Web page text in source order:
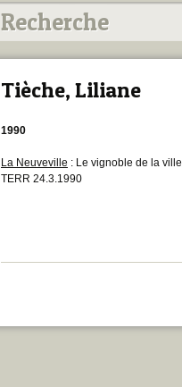
Tièche, Liliane
1990
La Neuveville : Le vignoble de la
TERR 24.3.1990